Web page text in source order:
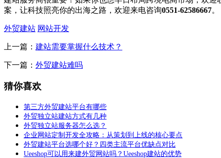
案，让科技照亮你的出海之路，欢迎来电咨询0551-62586667。
外贸建站 网站开发
上一篇： 建站需要掌握什么技术？
下一篇： 外贸建站难吗
猜你喜欢
第三方外贸建站平台有哪些
外贸独立站建站方式有几种
外贸独立站服务器怎么选？
企业网站定制开发全攻略：从策划到上线的核心要点
外贸建站平台选哪个好？四类主流平台优缺点对比
Ueeshop可以用来建外贸网站吗？Ueeshop建站的优势